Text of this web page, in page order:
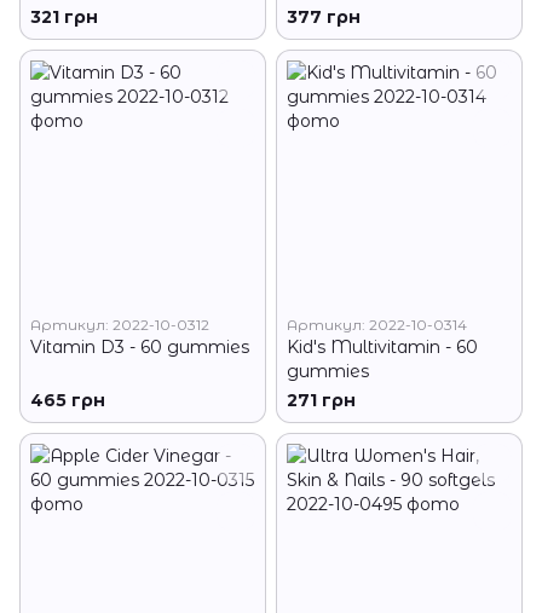
321 грн
377 грн
Артикул: 2022-10-0312
Vitamin D3 - 60 gummies
465 грн
Артикул: 2022-10-0314
Kid's Multivitamin - 60
gummies
271 грн